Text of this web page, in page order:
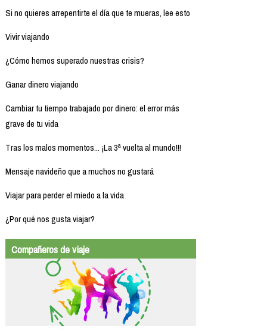
Si no quieres arrepentirte el día que te mueras, lee esto
Vivir viajando
¿Cómo hemos superado nuestras crisis?
Ganar dinero viajando
Cambiar tu tiempo trabajado por dinero: el error más
grave de tu vida
Tras los malos momentos... ¡La 3ª vuelta al mundo!!!
Mensaje navideño que a muchos no gustará
Viajar para perder el miedo a la vida
¿Por qué nos gusta viajar?
Compañeros de viaje